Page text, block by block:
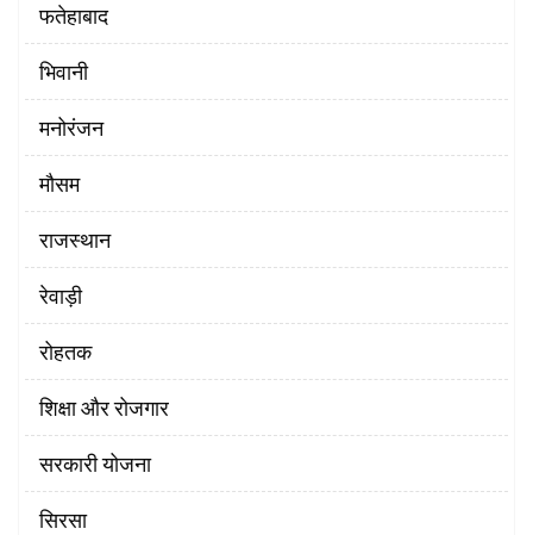
फतेहाबाद
भिवानी
मनोरंजन
मौसम
राजस्थान
रेवाड़ी
रोहतक
शिक्षा और रोजगार
सरकारी योजना
सिरसा